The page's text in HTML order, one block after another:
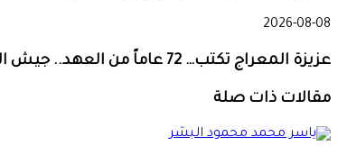
2026-08-08
عزيزة المعراج تكتب… 72 عاماً من العهد.. جيش السودان حين ينادي الوطن!!
مقالات ذات صلة